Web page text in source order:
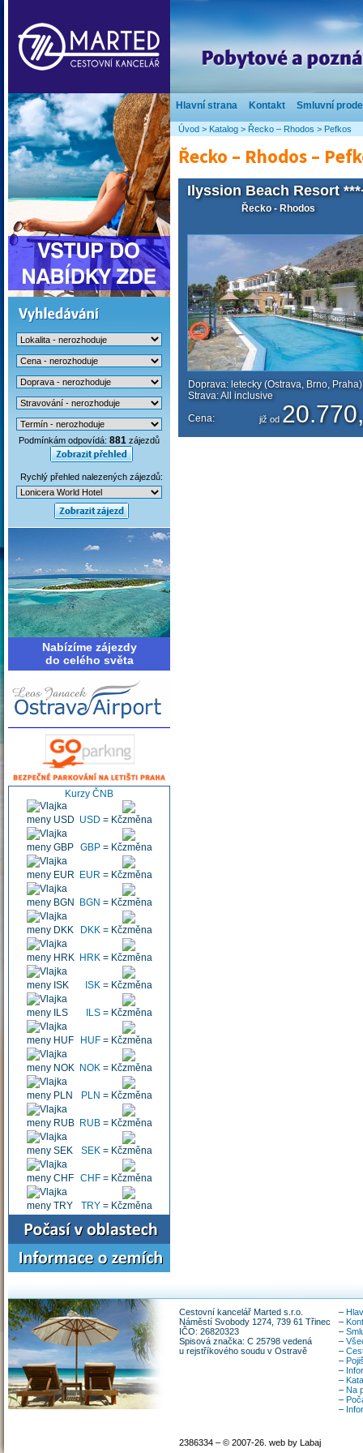
Hlavní strana Kontakt Smluvní
Podmínkám odpovídá: 881 zájezdů
Rychlý přehled nalezených zájezdů:
Nabízíme zájezdy
do celého světa
Kurzy ČNB
USD = Kč
GBP= Kč
EUR = Kč
BGN = Kč
DKK= Kč
HRK= Kč
ISK= Kč
ILS= Kč
HUF= Kč
NOK= Kč
PLN = Kč
RUB= Kč
SEK= Kč
CHF= Kč
TRY= Kč
Úvod > Katalog > Řecko – Rhodos > Pefkos
Řecko – Rhodos –
Ilyssion Beach Resort
Řecko - Rhodos
Doprava: letecky (Ostrava, Brno, Praha)
Strava: All inclusive
Cena:
již od
Cestovní kancelář Marted s.r.o.
Náměstí Svobody 1274, 739 61 Třinec
IČO: 26820323
Spisová značka: C 25798 vedená
u rejstříkového soudu v Ostravě
2386334 – © 2007-26. web by Labaj
–
–
–
–
–
–
–
–
– Na
–
–